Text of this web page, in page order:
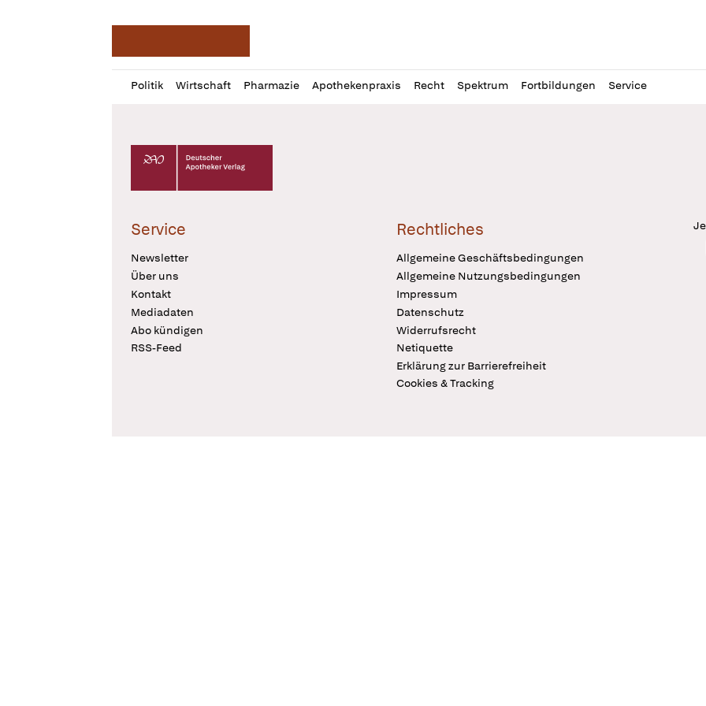
Politik Wirtschaft Pharmazie Apothekenpraxis Recht Spektrum Fortbildungen Service
Profil
öffnen
Daz
Pur
Deutscher Apotheker Verlag Logo
Service
Newsletter
Über uns
Kontakt
Mediadaten
Abo kündigen
RSS-Feed
Rechtliches
Allgemeine Geschäftsbedingungen
Allgemeine Nutzungsbedingungen
Impressum
Datenschutz
Widerrufsrecht
Netiquette
Erklärung zur Barrierefreiheit
Cookies & Tracking